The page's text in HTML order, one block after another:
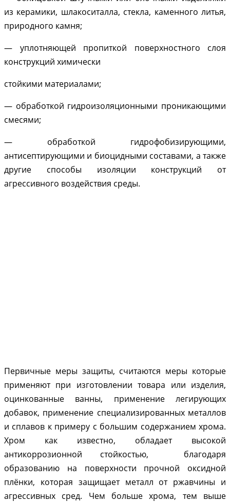
из керамики, шлакоситалла, стекла, каменного литья,
природного камня;
— уплотняющей пропиткой поверхностного слоя
конструкций химически
стойкими материалами;
— обработкой гидроизоляционными проникающими
смесями;
— обработкой гидрофобизирующими,
антисептирующими и биоцидными составами, а также
другие способы изоляции конструкций от
агрессивного воздействия среды.
Первичные меры защиты, считаются меры которые
применяют при изготовлении товара или изделия,
оцинкованные ванны, применение легирующих
добавок, применение специализированных металлов
и сплавов к примеру с большим содержанием хрома.
Хром как известно, обладает высокой
антикоррозионной стойкостью, благодаря
образованию на поверхности прочной оксидной
плёнки, которая защищает металл от ржавчины и
агрессивных сред. Чем больше хрома, тем выше